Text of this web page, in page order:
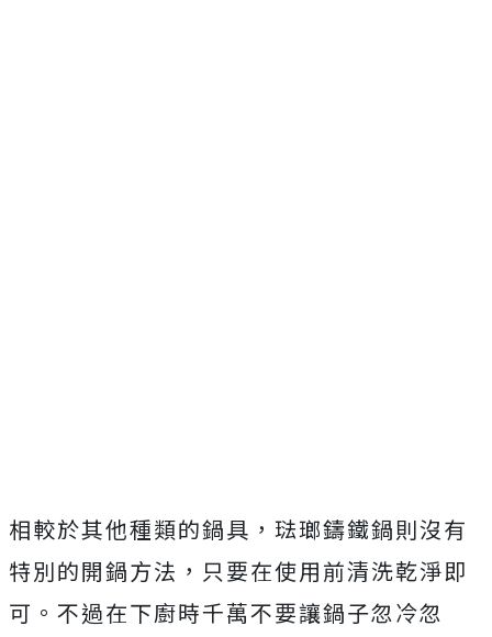
相較於其他種類的鍋具，琺瑯鑄鐵鍋則沒有
特別的開鍋方法，只要在使用前清洗乾淨即
可。不過在下廚時千萬不要讓鍋子忽冷忽